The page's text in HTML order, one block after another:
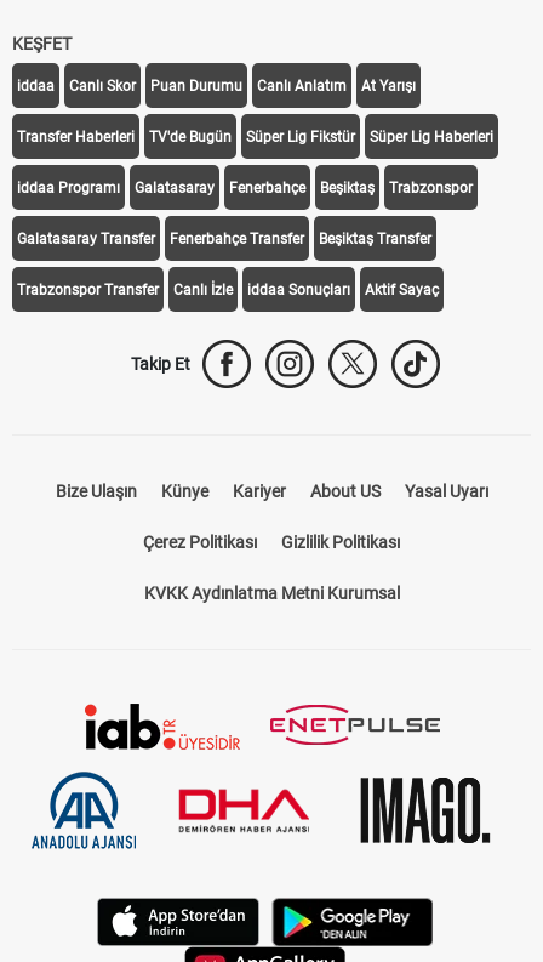
KEŞFET
iddaa Canlı Skor Puan Durumu Canlı Anlatım At Yarışı
Transfer Haberleri TV'de Bugün Süper Lig Fikstür Süper Lig Haberleri
iddaa Programı Galatasaray Fenerbahçe Beşiktaş Trabzonspor
Galatasaray Transfer Fenerbahçe Transfer Beşiktaş Transfer
Trabzonspor Transfer Canlı İzle iddaa Sonuçları Aktif Sayaç
Takip Et
Bize Ulaşın Künye Kariyer About US Yasal Uyarı
Çerez Politikası Gizlilik Politikası
KVKK Aydınlatma Metni Kurumsal